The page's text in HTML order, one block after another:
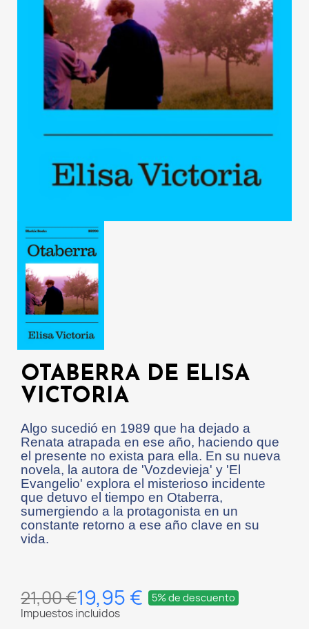
OTABERRA DE ELISA
VICTORIA
Algo sucedió en 1989 que ha dejado a
Renata atrapada en ese año, haciendo que
el presente no exista para ella. En su nueva
novela, la autora de 'Vozdevieja' y 'El
Evangelio' explora el misterioso incidente
que detuvo el tiempo en Otaberra,
sumergiendo a la protagonista en un
constante retorno a ese año clave en su
vida.
21,00 €19,95 € 5% de descuento
Impuestos incluidos